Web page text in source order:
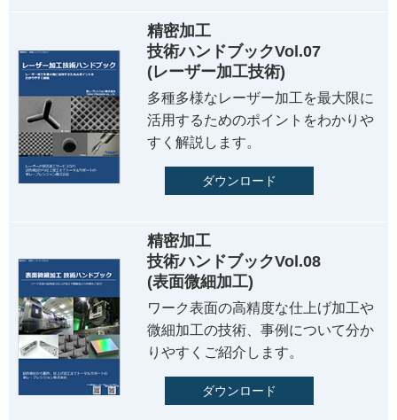
精密加工
技術ハンドブックVol.07
(レーザー加工技術)
多種多様なレーザー加工を最大限に
活用するためのポイントをわかりや
すく解説します。
ダウンロード
精密加工
技術ハンドブックVol.08
(表面微細加工)
ワーク表面の高精度な仕上げ加工や
微細加工の技術、事例について分か
りやすくご紹介します。
ダウンロード